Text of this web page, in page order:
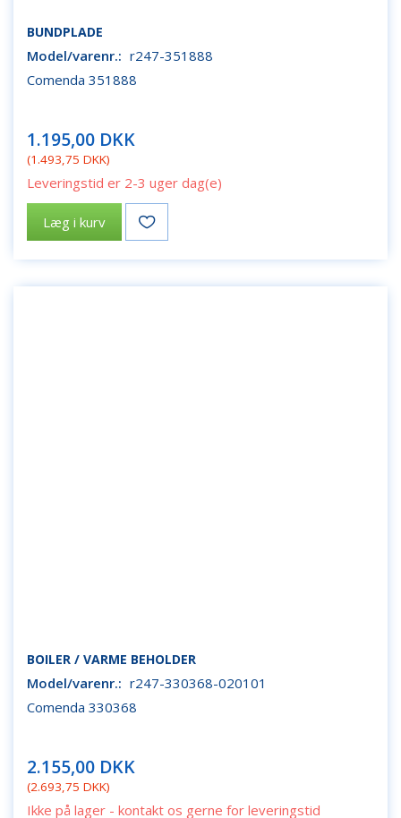
BUNDPLADE
Model/varenr.: r247-351888
Comenda 351888
1.195,00 DKK
(1.493,75 DKK)
Leveringstid er 2-3 uger dag(e)
Læg i kurv
BOILER / VARME BEHOLDER
Model/varenr.: r247-330368-020101
Comenda 330368
2.155,00 DKK
(2.693,75 DKK)
Ikke på lager - kontakt os gerne for leveringstid